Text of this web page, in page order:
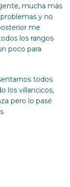
mucha más
y no
me
los rangos
poco para
todos
los villancicos,
pero lo pasé